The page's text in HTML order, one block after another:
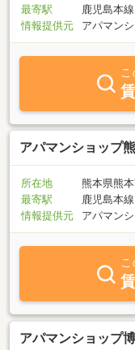
最寄駅
鹿児島本
情報提供元
アパマン
アパマンショップ
所在地
熊本県熊
最寄駅
鹿児島本
情報提供元
アパマン
アパマンショップ